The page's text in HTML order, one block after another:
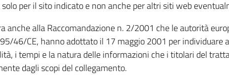
solo per il sito indicato e non anche per altri siti web
anche alla Raccomandazione n. 2/2001 che le autorità
46/CE, hanno adottato il 17 maggio 2001 per
i tempi e la natura delle informazioni che i titolari del
dagli scopi del collegamento.